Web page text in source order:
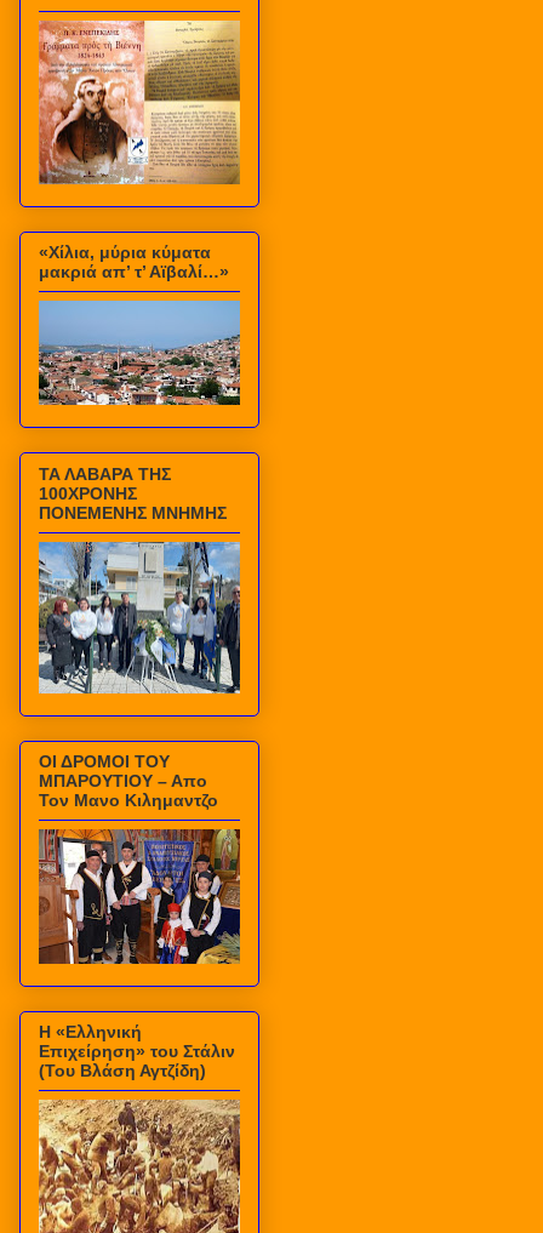
«Χίλια, μύρια κύματα
μακριά απ’ τ’ Αϊβαλί…»
ΤΑ ΛΑΒΑΡΑ ΤΗΣ
100ΧΡΟΝΗΣ
ΠΟΝΕΜΕΝΗΣ ΜΝΗΜΗΣ
ΟΙ ΔΡΟΜΟΙ ΤΟΥ
ΜΠΑΡΟΥΤΙΟΥ – Απο
Τον Μανο Κιλημαντζο
Η «Ελληνική
Επιχείρηση» του Στάλιν
(Του Βλάση Αγτζίδη)